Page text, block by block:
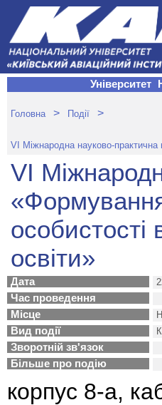
Університет
Головна > Події >
VІ Міжнародна науково-практична
VІ
особистості
освіти»
Дата
Час проведення
Місце
Вид події
Зворотній зв'язок
Більше про подію
корпус 8-а,